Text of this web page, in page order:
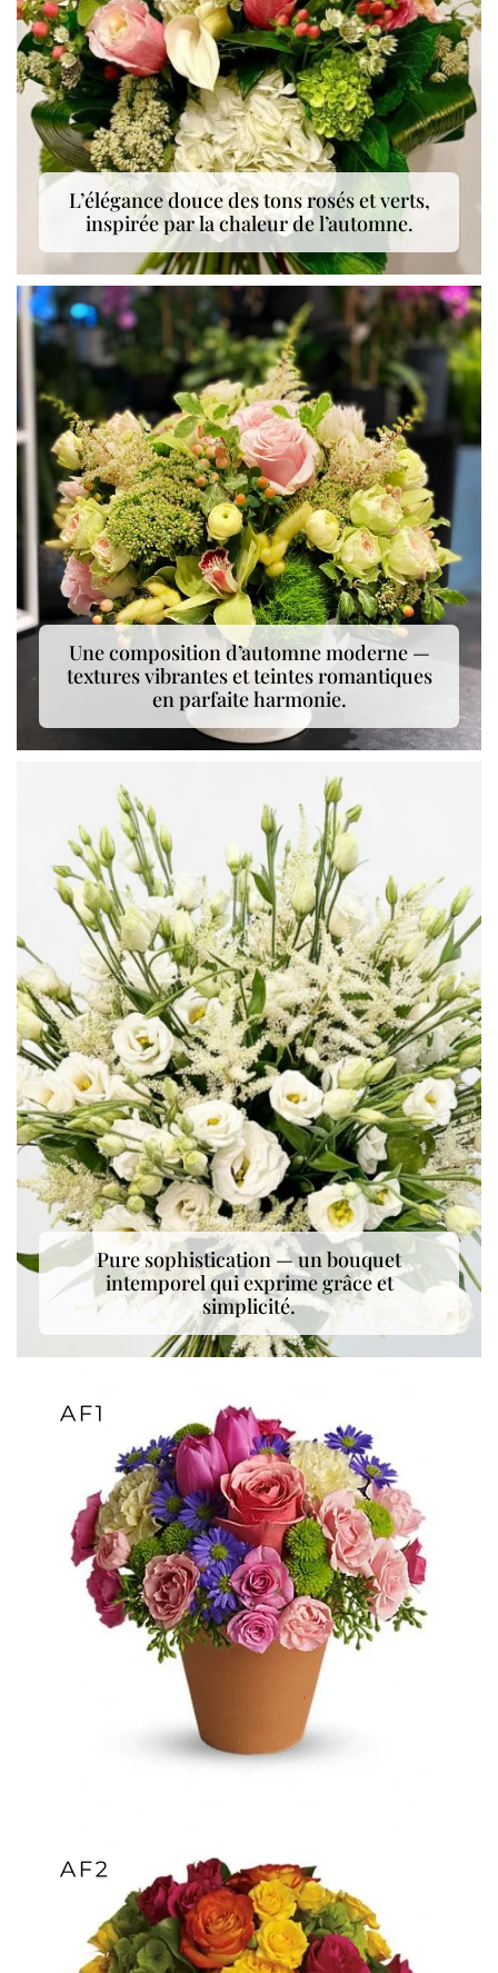
L’élégance douce des tons rosés et verts,
inspirée par la chaleur de l’automne.
Une composition d’automne moderne —
textures vibrantes et teintes romantiques
en parfaite harmonie.
Pure sophistication — un bouquet
intemporel qui exprime grâce et
simplicité.